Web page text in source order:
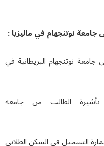
في ماليزيا :
نوتنجهام البريطانية في
الطالب من جامعة
التسجيل في السكن الطلابي